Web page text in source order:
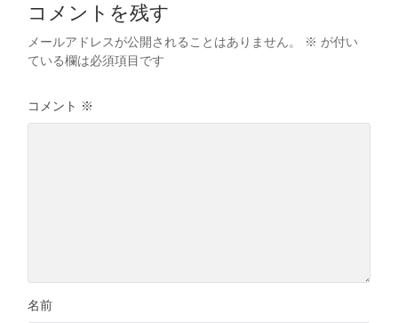
コメントを残す
メールアドレスが公開されることはありません。 ※ が付い
ている欄は必須項目です
コメント ※
名前